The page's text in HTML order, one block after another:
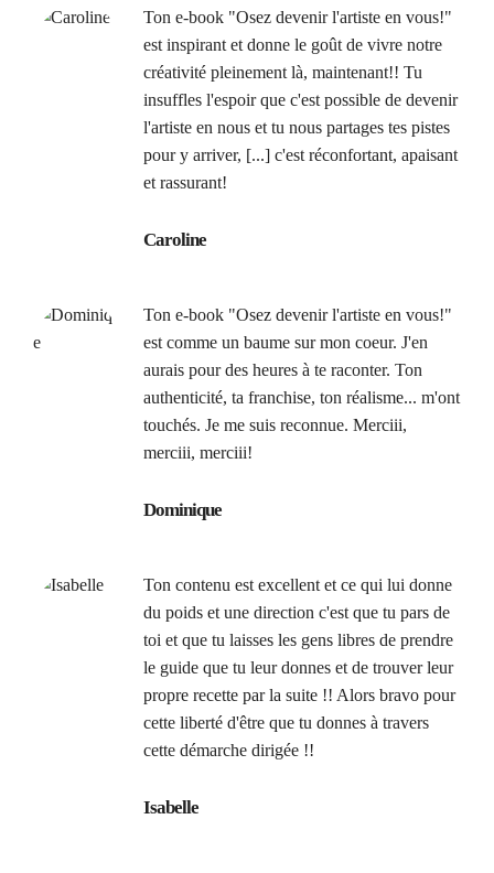
Ton e-book "Osez devenir l'artiste en vous!"
est inspirant et donne le goût de vivre notre
créativité pleinement là, maintenant!! Tu
insuffles l'espoir que c'est possible de devenir
l'artiste en nous et tu nous partages tes pistes
pour y arriver, [...] c'est réconfortant, apaisant
et rassurant!
Caroline
Ton e-book "Osez devenir l'artiste en vous!"
est comme un baume sur mon coeur. J'en
aurais pour des heures à te raconter. Ton
authenticité, ta franchise, ton réalisme... m'ont
touchés. Je me suis reconnue. Merciii,
merciii, merciii!
Dominique
Ton contenu est excellent et ce qui lui donne
du poids et une direction c'est que tu pars de
toi et que tu laisses les gens libres de prendre
le guide que tu leur donnes et de trouver leur
propre recette par la suite !! Alors bravo pour
cette liberté d'être que tu donnes à travers
cette démarche dirigée !!
Isabelle